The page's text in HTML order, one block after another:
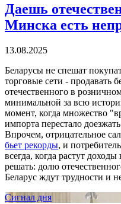
Даешь
Минска есть
13.08.2025
Беларусы не спешат
торговые сети - продавать
отечественного в
минимальной за всю
момент, когда множество
импорта перестало
Впрочем, отрицательное
бьет рекорды, и
всегда, когда растут
решать: долю
Беларус ждут трудности и
Сигнал дня